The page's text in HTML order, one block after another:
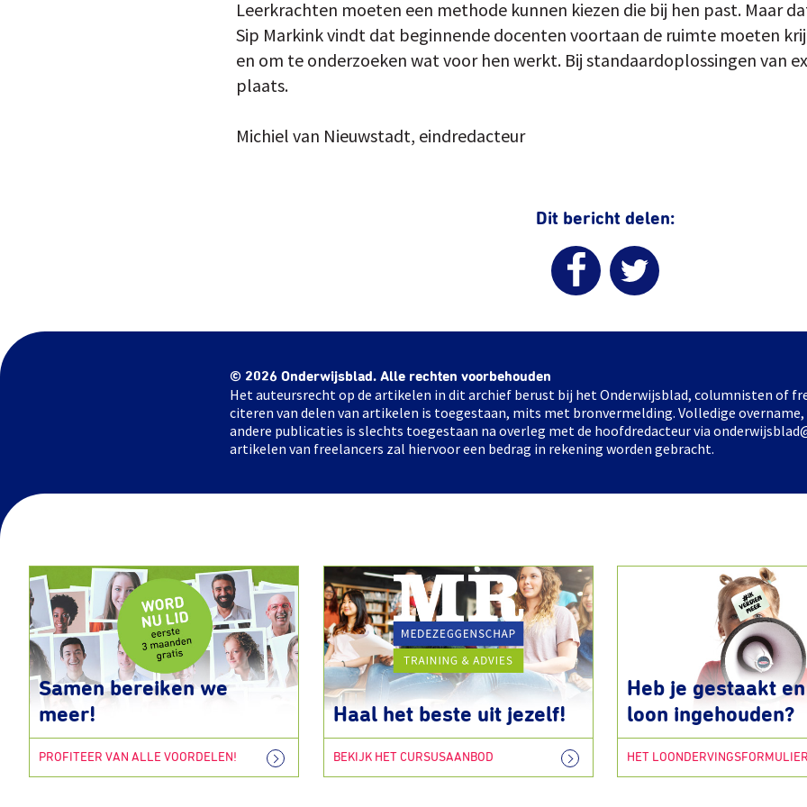
Leerkrachten moeten een methode kunnen kiezen die bij hen past. Maar
Sip Markink vindt dat beginnende docenten voortaan de ruimte moeten
en om te onderzoeken wat voor hen werkt. Bij standaardoplossingen van
plaats.
Michiel van Nieuwstadt, eindredacteur
Dit bericht delen:
© 2026 Onderwijsblad. Alle rechten voorbehouden
Het auteursrecht op de artikelen in dit archief berust bij het Onderwijsblad, columnisten of
citeren van delen van artikelen is toegestaan, mits met bronvermelding. Volledige
andere publicaties is slechts toegestaan na overleg met de hoofdredacteur via
artikelen van freelancers zal hiervoor een bedrag in rekening worden gebracht.
Samen bereiken we
meer!
PROFITEER VAN ALLE VOORDELEN!
Haal het beste uit jezelf!
BEKIJK HET CURSUSAANBOD
Heb je gestaakt
loon ingehouden?
HET